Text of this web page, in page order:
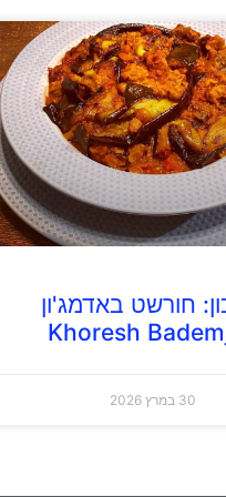
חורשט באדמג'ון
Khoresh
30 במרץ 2026